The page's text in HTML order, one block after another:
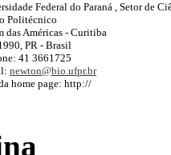
Federal do Paraná , Setor de
Politécnico
das Américas - Curitiba
PR - Brasil
41 3661725
newton@bio.ufpr.br
home page: http://